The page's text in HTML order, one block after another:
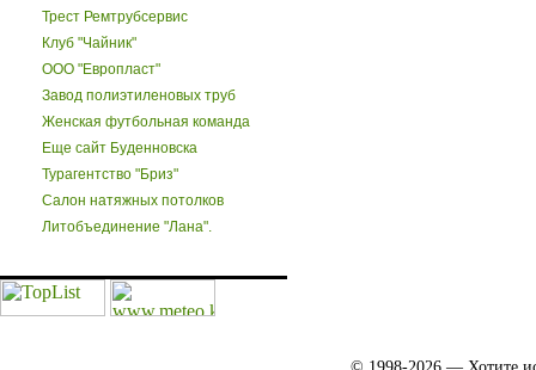
Трест Ремтрубсервис
Клуб "Чайник"
ООО "Европласт"
Завод полиэтиленовых труб
Женская футбольная команда
Еще сайт Буденновска
Турагентство "Бриз"
Салон натяжных потолков
Литобъединение "Лана".